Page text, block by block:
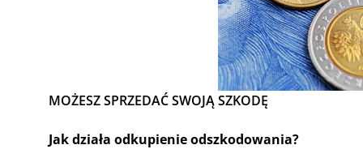
MOŻESZ SPRZEDAĆ SWOJĄ SZKODĘ
Jak działa odkupienie odszkodowania?